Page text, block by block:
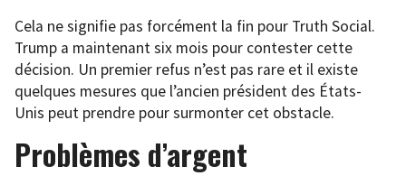
Cela ne signifie pas forcément la fin pour Truth Social.
Trump a maintenant six mois pour contester cette
décision. Un premier refus n’est pas rare et il existe
quelques mesures que l’ancien président des États-
Unis peut prendre pour surmonter cet obstacle.
Problèmes d’argent